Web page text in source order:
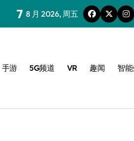
7 8 月 2026, 周五
手游 5G频道 VR 趣闻 智